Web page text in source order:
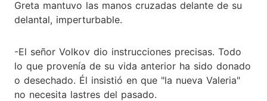
Greta mantuvo las manos cruzadas delante de su
delantal, imperturbable.
-El señor Volkov dio instrucciones precisas. Todo
lo que provenía de su vida anterior ha sido donado
o desechado. Él insistió en que "la nueva Valeria"
no necesita lastres del pasado.